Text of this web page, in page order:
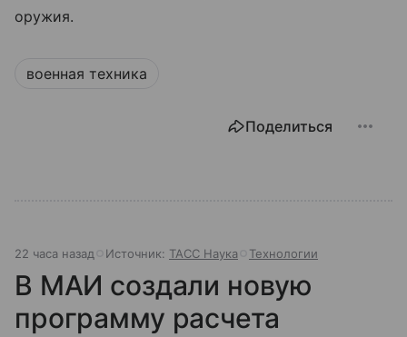
оружия.
военная техника
Поделиться
22 часа назад Источник: ТАСС Наука Технологии
В МАИ создали новую
программу расчета